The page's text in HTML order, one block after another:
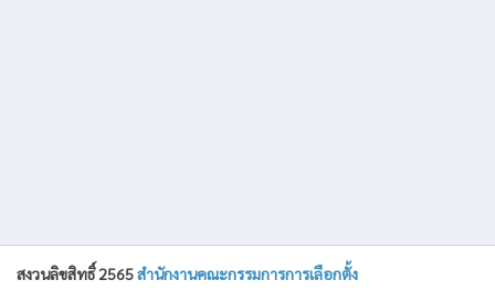
สงวนลิขสิทธิ์ 2565สำนักงานคณะกรรมการการเลือกตั้ง